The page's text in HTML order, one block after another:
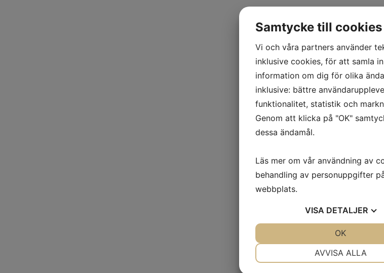
Samtycke till cookies
Vi och våra partners använder
inklusive cookies, för att samla in
information om dig för olika
inklusive: bättre
funktionalitet, statistik och
Genom att klicka på "OK"
dessa ändamål.
Läs mer om vår användning av
behandling av personuppgifter
webbplats.
VISA DETALJER
AVVISA ALLA
OK